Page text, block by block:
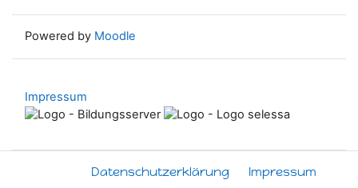
Powered by Moodle
Impressum
Datenschutzerklärung Impressum